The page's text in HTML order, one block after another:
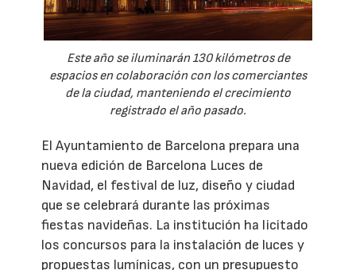
Este año se iluminarán 130 kilómetros de
espacios en colaboración con los comerciantes
de la ciudad, manteniendo el crecimiento
registrado el año pasado.
El Ayuntamiento de Barcelona prepara una
nueva edición de Barcelona Luces de
Navidad, el festival de luz, diseño y ciudad
que se celebrará durante las próximas
fiestas navideñas. La institución ha licitado
los concursos para la instalación de luces y
propuestas lumínicas, con un presupuesto